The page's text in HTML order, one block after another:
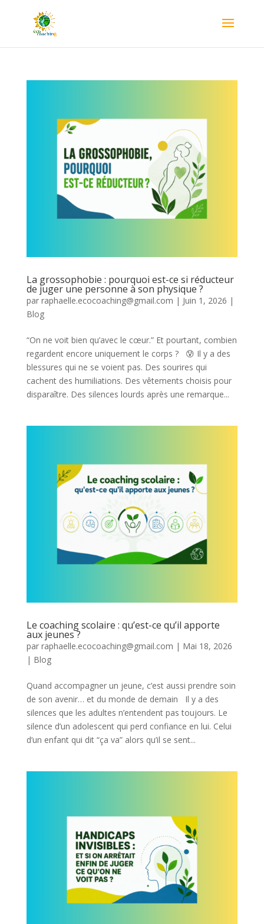
La grossophobie : pourquoi est-ce si réducteur
de juger une personne à son physique ?
par raphaelle.ecocoaching@gmail.com | Juin 1, 2026 |
Blog
“On ne voit bien qu’avec le cœur.” Et pourtant, combien
regardent encore uniquement le corps ? 😰 Il y a des
blessures qui ne se voient pas. Des sourires qui
cachent des humiliations. Des vêtements choisis pour
disparaître. Des silences lourds après une remarque...
Le coaching scolaire : qu’est-ce qu’il apporte
aux jeunes ?
par raphaelle.ecocoaching@gmail.com | Mai 18, 2026
| Blog
Quand accompagner un jeune, c’est aussi prendre soin
de son avenir… et du monde de demain Il y a des
silences que les adultes n’entendent pas toujours. Le
silence d’un adolescent qui perd confiance en lui. Celui
d’un enfant qui dit “ça va” alors qu’il se sent...